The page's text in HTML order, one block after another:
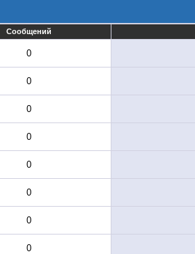
Сообщений
0
0
0
0
0
0
0
0